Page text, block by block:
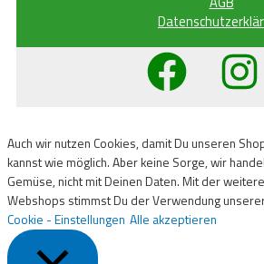
Auch wir nutzen Cookies, damit Du unseren
kannst wie möglich. Aber keine Sorge, wir
Gemüse, nicht mit Deinen Daten. Mit der
Webshops stimmst Du der Verwendung
Cookie - Einstellungen Alle akzeptieren